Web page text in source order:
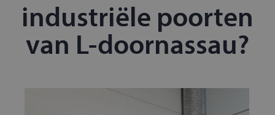
industriële poorten
van L-doornassau?